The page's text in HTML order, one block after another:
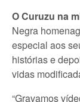
O Curuzu na
Negra
especial aos
histórias e
vidas
“Gravamos